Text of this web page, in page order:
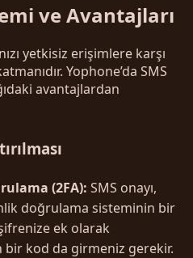
ve Avantajları
yetkisiz erişimlere karşı
Yophone’da SMS
avantajlardan
(2FA): SMS onayı,
doğrulama sisteminin bir
ek olarak
kod da girmeniz gerekir.